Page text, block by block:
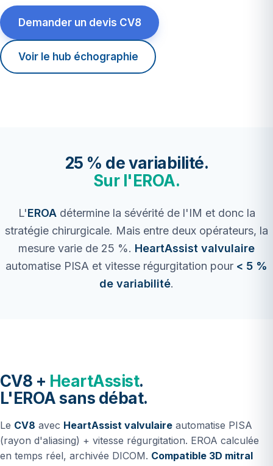
Demander un devis CV8
Voir le hub échographie
25 % de variabilité.
Sur l'EROA.
L'EROAdétermine la sévérité de l'IM et donc la
stratégie chirurgicale. Mais entre deux opérateurs, la
mesure varie de 25 %. HeartAssist valvulaire
automatise PISA et vitesse régurgitation pour < 5 %
de variabilité.
CV8 + HeartAssist.
L'EROA sans débat.
Le CV8 avec HeartAssist valvulaire automatise PISA
(rayon d'aliasing) + vitesse régurgitation. EROA calculée
en temps réel, archivée DICOM. Compatible 3D mitral